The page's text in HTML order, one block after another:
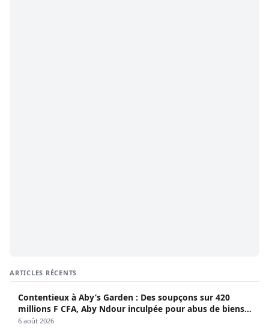
ARTICLES RÉCENTS
Contentieux à Aby’s Garden : Des soupçons sur 420
millions F CFA, Aby Ndour inculpée pour abus de biens
sociaux
6 août 2026